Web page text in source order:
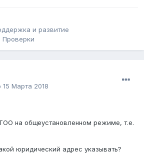
и развитие
Проверки
15 Марта 2018
на общеустановленном режиме, т.е.
юридический адрес указывать?